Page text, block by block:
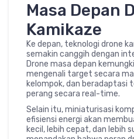
Masa Depan
Kamikaze
Ke depan, teknologi drone
semakin canggih dengan
Drone masa depan
mengenali target secara
kelompok, dan beradaptasi
perang secara real-time.
Selain itu, miniaturisasi
efisiensi energi akan
kecil, lebih cepat, dan lebih